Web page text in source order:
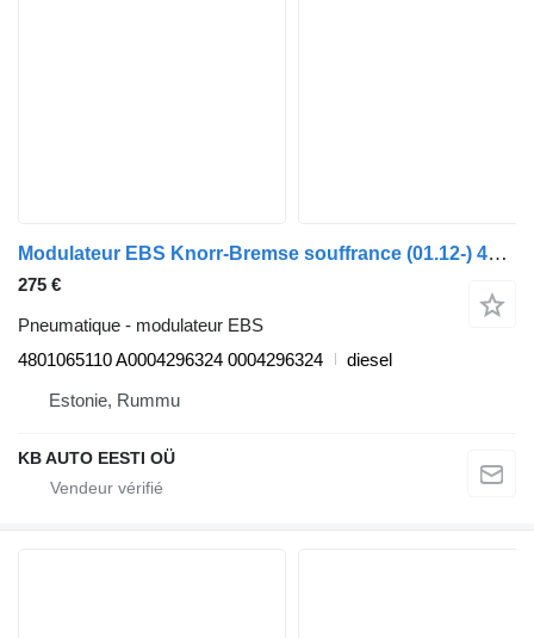
Modulateur EBS Knorr-Bremse souffrance (01.12-) 4801065110 pour camion Mercedes-Benz Actros MP4 Antos Arocs (2012-)
275 €
Pneumatique - modulateur EBS
4801065110 A0004296324 0004296324
diesel
Estonie, Rummu
KB AUTO EESTI OÜ